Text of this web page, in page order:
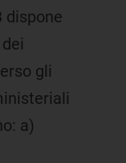
dispone
gli
a)